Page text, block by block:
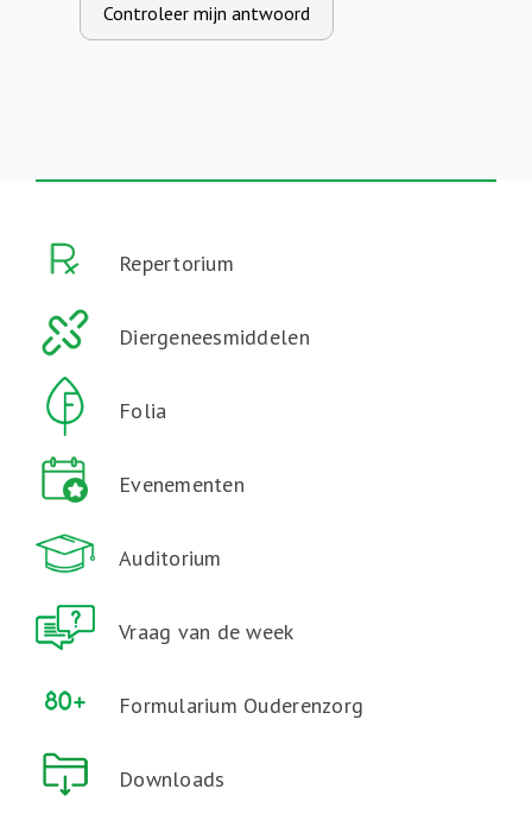
Controleer mijn antwoord
Repertorium
Diergeneesmiddelen
Folia
Evenementen
Auditorium
Vraag van de week
Formularium Ouderenzorg
Downloads